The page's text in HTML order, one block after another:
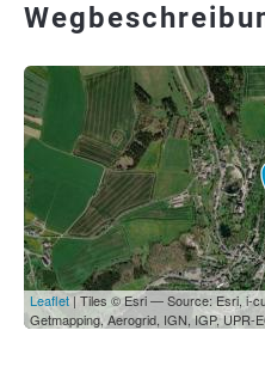
Leaflet| Tiles © Esri — Source: Esri, i-
Getmapping, Aerogrid, IGN, IGP, UPR-